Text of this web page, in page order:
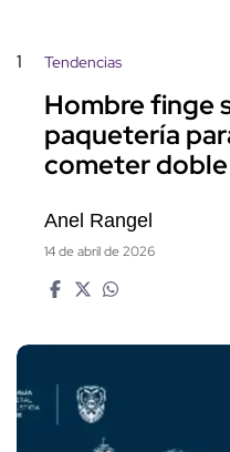
1 Tendencias
Hombre finge
paquetería
cometer
Anel Rangel
14 de abril de 2026